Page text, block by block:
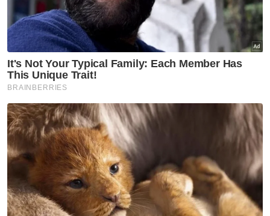
dibuktikan bahawa pemfitnah mempunyai
niat atau berpotensi untuk terus
menyebarkan kenyataan fitnah tersebut.
Sangat penting dalam permohonan injunksi
fitnah ini agar pemohon dapat membuktikan
kepada mahkamah bahawa kenyataan yang
dikeluarkan pemfitnah sememangnya salah
dan fitnah. Malah, pemohon perlu
menanggung satu beban pembuktian
bahawa kenyataan yang dikeluarkan oleh
pemfitnah itu memang jelas sifat fitnahnya.
Biarpun mahkamah membenarkan